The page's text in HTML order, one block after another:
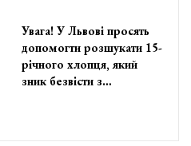
Увага! У Львові просять
допомогти розшукати 15-
річного хлопця, який
зник безвісти з…